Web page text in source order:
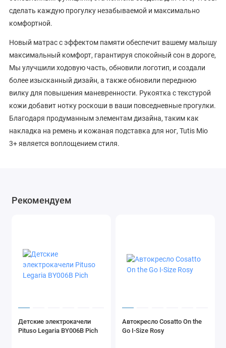
сделать каждую прогулку незабываемой и максимально
комфортной.
Новый матрас с эффектом памяти обеспечит вашему малышу
максимальный комфорт, гарантируя спокойный сон в дороге,
Мы улучшили ходовую часть, обновили логотип, и создали
более изысканный дизайн, а также обновили переднюю
вилку для повышения маневренности. Рукоятка с текстурой
кожи добавит нотку роскоши в ваши повседневные прогулки.
Благодаря продуманным элементам дизайна, таким как
накладка на ремень и кожаная подставка для ног, Tutis Mio
3+ является воплощением стиля.
Рекомендуем
Детские электрокачели
Pituso Legaria BY006B Pich
Автокресло Cosatto On the
Go I-Size Rosy